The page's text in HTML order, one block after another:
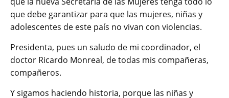
que debe garantizar para que las mujeres, niñas y
adolescentes de este país no vivan con violencias.
Presidenta, pues un saludo de mi coordinador, el
doctor Ricardo Monreal, de todas mis compañeras,
compañeros.
Y sigamos haciendo historia, porque las niñas y